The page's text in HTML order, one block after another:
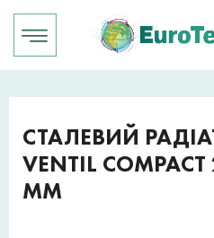
СТАЛЕВИЙ
VENTIL
ММ